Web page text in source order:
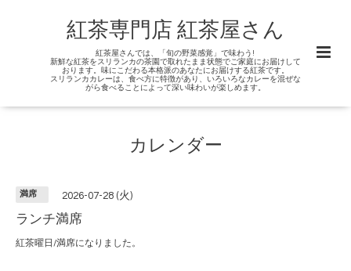
紅茶専門店 紅茶屋さん
紅茶屋さんでは、「旬の野菜感覚」で味わう!
新鮮な紅茶をスリランカの茶園で取れたまま状態でご家庭にお届けして
おります。味にこだわる本格派のあなたにお届けする紅茶です。
スリランカカレーは、食べ方に特徴があり、いろいろなカレーを混ぜな
がら食べることによって深い味わいが楽しめます。
カレンダー
満席 2026-07-28 (火)
ランチ満席
紅茶曜日/満席になりました。